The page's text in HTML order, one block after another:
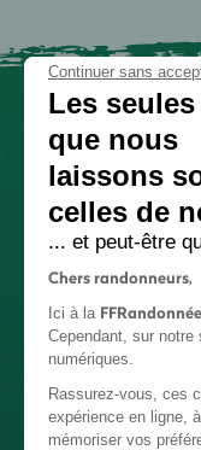
Continuer sans
Les
que nous
laissons
celles de
... et peut-être
Chers randonneurs,
Ici à la FFRandonnée
Cependant, sur
numériques.
Rassurez-vous, ces
expérience en ligne,
mémoriser vos